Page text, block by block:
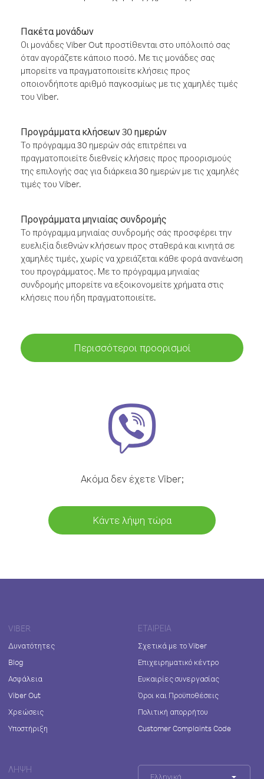
Πακέτα μονάδων
Οι μονάδες Viber Out προστίθενται στο υπόλοιπό σας
όταν αγοράζετε κάποιο ποσό. Με τις μονάδες σας
μπορείτε να πραγματοποιείτε κλήσεις προς
οποιονδήποτε αριθμό παγκοσμίως με τις χαμηλές τιμές
του Viber.
Προγράμματα κλήσεων 30 ημερών
Το πρόγραμμα 30 ημερών σάς επιτρέπει να
πραγματοποιείτε διεθνείς κλήσεις προς προορισμούς
της επιλογής σας για διάρκεια 30 ημερών με τις χαμηλές
τιμές του Viber.
Προγράμματα μηνιαίας συνδρομής
Το πρόγραμμα μηνιαίας συνδρομής σάς προσφέρει την
ευελιξία διεθνών κλήσεων προς σταθερά και κινητά σε
χαμηλές τιμές, χωρίς να χρειάζεται κάθε φορά ανανέωση
του προγράμματος. Με το πρόγραμμα μηνιαίας
συνδρομής μπορείτε να εξοικονομείτε χρήματα στις
κλήσεις που ήδη πραγματοποιείτε.
Περισσότεροι προορισμοί
Ακόμα δεν έχετε Viber;
Κάντε λήψη τώρα
VIBER
Δυνατότητες
Blog
Ασφάλεια
Viber Out
Χρεώσεις
Υποστήριξη
ΕΤΑΙΡΕΊΑ
Σχετικά με το Viber
Επιχειρηματικό κέντρο
Ευκαιρίες συνεργασίας
Όροι και Προϋποθέσεις
Πολιτική απορρήτου
Customer Complaints Code
ΛΉΨΗ
Ελληνικά